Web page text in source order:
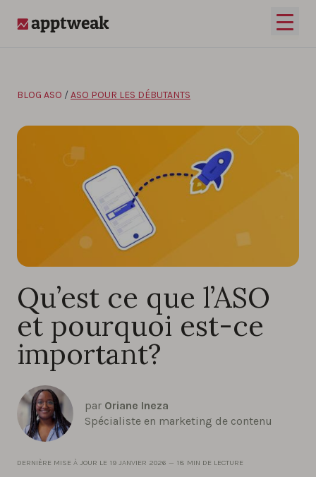
BLOG ASO / ASO POUR LES DÉBUTANTS
Qu’est ce que l’ASO
et pourquoi est-ce
important?
par Oriane Ineza
Spécialiste en marketing de contenu
DERNIÈRE MISE À JOUR LE 19 JANVIER 2026 — 18 MIN DE LECTURE